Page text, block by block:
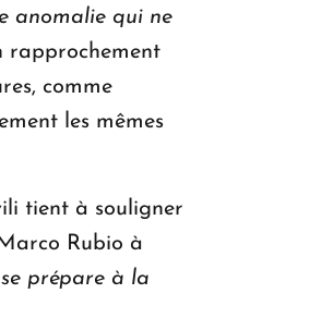
anomalie qui ne
rapprochement
comme
les mêmes
tient à souligner
Rubio à
prépare à la